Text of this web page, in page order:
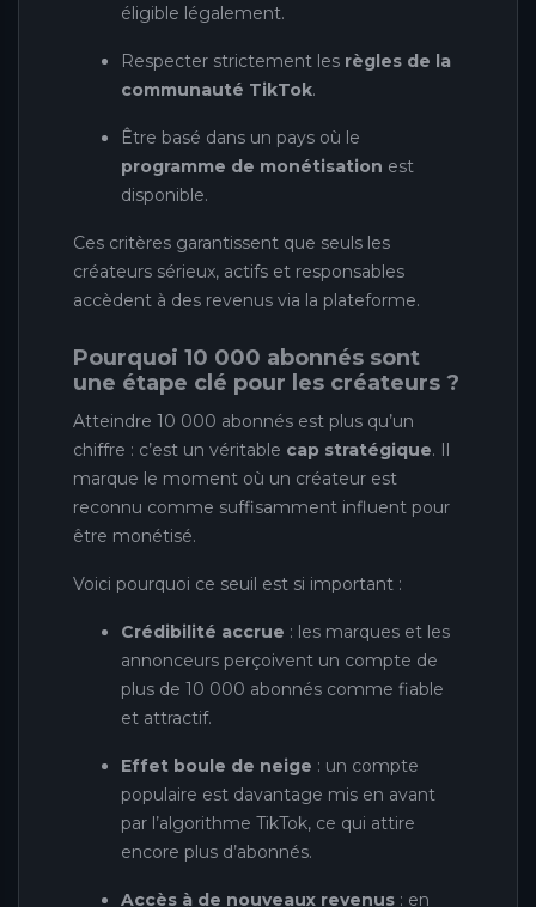
éligible légalement.
Respecter strictement les règles de la
communauté TikTok.
Être basé dans un pays où le
programme de monétisation est
disponible.
Ces critères garantissent que seuls les
créateurs sérieux, actifs et responsables
accèdent à des revenus via la plateforme.
Pourquoi 10 000 abonnés sont
une étape clé pour les créateurs ?
Atteindre 10 000 abonnés est plus qu’un
chiffre : c’est un véritable cap stratégique. Il
marque le moment où un créateur est
reconnu comme suffisamment influent pour
être monétisé.
Voici pourquoi ce seuil est si important :
Crédibilité accrue : les marques et les
annonceurs perçoivent un compte de
plus de 10 000 abonnés comme fiable
et attractif.
Effet boule de neige : un compte
populaire est davantage mis en avant
par l’algorithme TikTok, ce qui attire
encore plus d’abonnés.
Accès à de nouveaux revenus : en